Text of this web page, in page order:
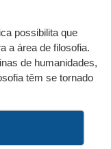
possibilita que
a área de filosofia.
de humanidades,
têm se tornado